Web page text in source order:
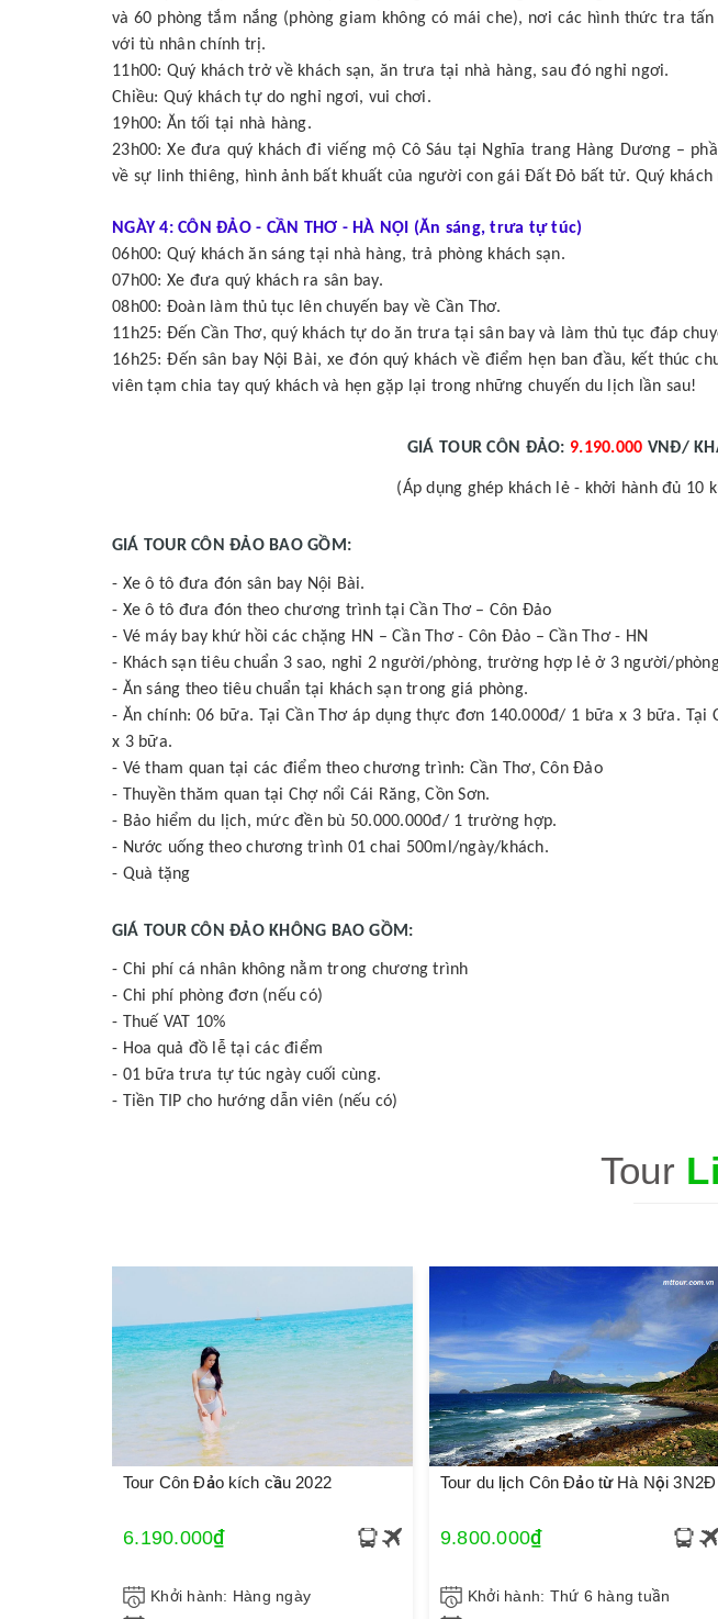
và 60 phòng tắm nắng (phòng giam không có mái che), nơi các hình thức tra
với tù nhân chính trị.
11h00: Quý khách trở về khách sạn, ăn trưa tại nhà hàng, sau đó nghỉ ngơi.
Chiều: Quý khách tự do nghỉ ngơi, vui chơi.
19h00: Ăn tối tại nhà hàng.
23h00: Xe đưa quý khách đi viếng mộ Cô Sáu tại Nghĩa trang Hàng Dương –
về sự linh thiêng, hình ảnh bất khuất của người con gái Đất Đỏ bất tử. Quý khách
NGÀY 4: CÔN ĐẢO - CẦN THƠ - HÀ NỘI (Ăn sáng, trưa tự túc)
06h00: Quý khách ăn sáng tại nhà hàng, trả phòng khách sạn.
07h00: Xe đưa quý khách ra sân bay.
08h00: Đoàn làm thủ tục lên chuyến bay về Cần Thơ.
11h25: Đến Cần Thơ, quý khách tự do ăn trưa tại sân bay và làm thủ tục đáp
16h25: Đến sân bay Nội Bài, xe đón quý khách về điểm hẹn ban đầu, kết thúc
viên tạm chia tay quý khách và hẹn gặp lại trong những chuyến du lịch lần sau!
GIÁ TOUR CÔN ĐẢO: 9.190.000 VNĐ/
(Áp dụng ghép khách lẻ - khởi hành đủ 10
GIÁ TOUR CÔN ĐẢO BAO GỒM:
- Xe ô tô đưa đón sân bay Nội Bài.
- Xe ô tô đưa đón theo chương trình tại Cần Thơ – Côn Đảo
- Vé máy bay khứ hồi các chặng HN – Cần Thơ - Côn Đảo – Cần Thơ - HN
- Khách sạn tiêu chuẩn 3 sao, nghỉ 2 người/phòng, trường hợp lẻ ở 3 người/
- Ăn sáng theo tiêu chuẩn tại khách sạn trong giá phòng.
- Ăn chính: 06 bữa. Tại Cần Thơ áp dụng thực đơn 140.000đ/ 1 bữa x 3 bữa.
x 3 bữa.
- Vé tham quan tại các điểm theo chương trình: Cần Thơ, Côn Đảo
- Thuyền thăm quan tại Chợ nổi Cái Răng, Cồn Sơn.
- Bảo hiểm du lịch, mức đền bù 50.000.000đ/ 1 trường hợp.
- Nước uống theo chương trình 01 chai 500ml/ngày/khách.
- Quà tặng
GIÁ TOUR CÔN ĐẢO KHÔNG BAO GỒM:
- Chi phí cá nhân không nằm trong chương trình
- Chi phí phòng đơn (nếu có)
- Thuế VAT 10%
- Hoa quả đồ lễ tại các điểm
- 01 bữa trưa tự túc ngày cuối cùng.
- Tiền TIP cho hướng dẫn viên (nếu có)
Tour
Tour Côn Đảo kích cầu 2022
6.190.000₫
Khởi hành: Hàng ngày
Tour du lịch Côn Đảo từ Hà Nội 3N2Đ
9.800.000₫
Khởi hành: Thứ 6 hàng tuần